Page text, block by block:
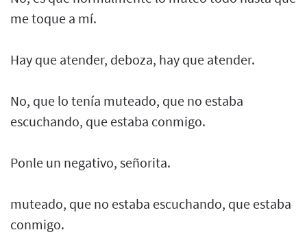
me toque a mí.
Hay que atender, deboza, hay que atender.
No, que lo tenía muteado, que no estaba
escuchando, que estaba conmigo.
Ponle un negativo, señorita.
muteado, que no estaba escuchando, que estaba
conmigo.